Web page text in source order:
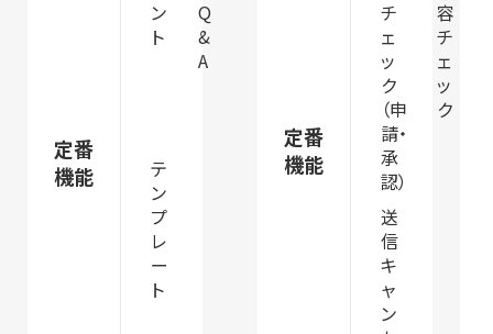
定番
機能
ン
ト
Q
&
A
テ
ン
プ
レ
ー
ト
定番
機能
チ
ェ
ッ
ク
（申
請・
承
認）
容
チ
ェ
ッ
ク
送
信
キ
ャ
ン